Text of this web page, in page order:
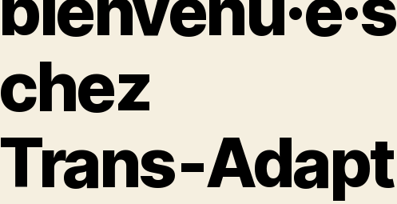
chez
Trans‑Adapt